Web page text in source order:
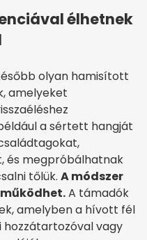
élhetnek
olyan hamisított
amelyeket
a sértett hangját
és megpróbálhatnak
tőlük. A módszer
A támadók
amelyben a hívott fél
hozzátartozóval vagy